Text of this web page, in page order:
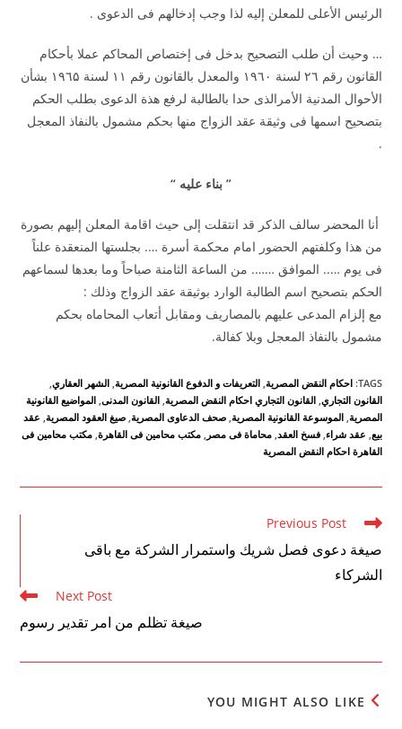
الرئيس الأعلى للمعلن إليه لذا وجب إدخالهم فى الدعوى .
… وحيث أن طلب التصحيح بدخل فى إختصاص المحاكم عملا بأحكام
القانون رقم ۲٦ لسنة ۱۹٦۰ والمعدل بالقانون رقم ۱۱ لسنة ۱۹٦۵ بشأن
الأحوال المدنية الأمرالذى حدا بالطالبة لرفع هذة الدعوى بطلب الحكم
بتصحيح اسمها فى وثيقة عقد الزواج منها بحكم مشمول بالنفاذ المعجل
.
” بناء عليه “
أنا المحضر سالف الذكر قد انتقلت إلى حيث اقامة المعلن إليهم بصورة
من هذا وكلفتهم الحضور امام محكمة أسرة …. بجلستها المنعقدة علناً
فى يوم ….. الموافق ……. من الساعة الثامنة صباحاً وما بعدها لسماعهم
الحكم بتصحيح اسم الطالبة الوارد بوثيقة عقد الزواج وذلك :
مع إلزام المدعى عليهم بالمصاريف ومقابل أتعاب المحاماه بحكم
مشمول بالنفاذ المعجل وبلا كفالة.
TAGS
:احكام النقض المصرية, التعريفات و الدفوع القانونية المصرية, الشهر العقاري,
القانون التجاري, القانون التجاري احكام النقض المصرية, القانون المدنى, المواضيع القانونية
المصرية, الموسوعة القانونية المصرية, صحف الدعاوى المصرية, صيغ العقود المصرية, عقد
بيع, عقد شراء, فسخ العقد, محاماة فى مصر , مكتب محامين فى القاهرة, مكتب محامين فى
القاهرة احكام النقض المصرية
Read
articles
Previous Post
صيغة دعوى فصل شريك واستمرار الشركة مع باقى
الشركاء
Next Post
صيغة تظلم من امر تقدير رسوم
YOU MIGHT ALSO LIKE